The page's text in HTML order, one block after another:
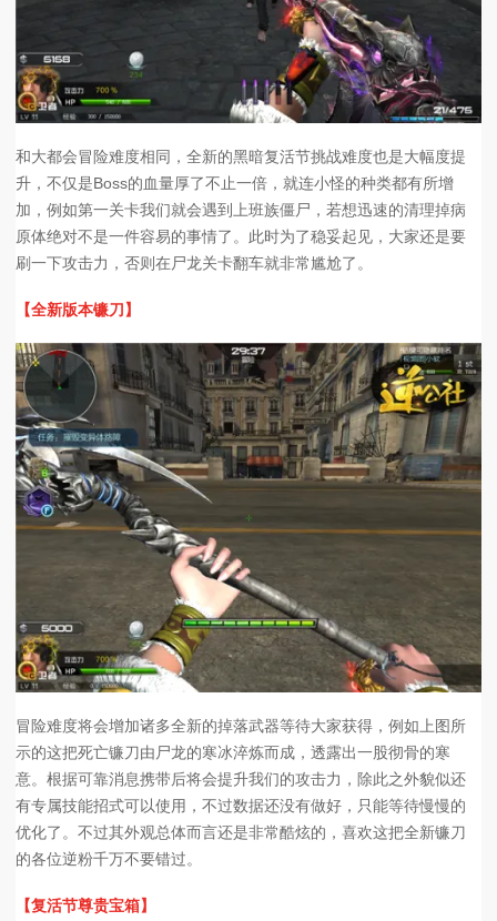
和大都会冒险难度相同，全新的黑暗复活节挑战难度也是大幅度提
升，不仅是Boss的血量厚了不止一倍，就连小怪的种类都有所增
加，例如第一关卡我们就会遇到上班族僵尸，若想迅速的清理掉病
原体绝对不是一件容易的事情了。此时为了稳妥起见，大家还是要
刷一下攻击力，否则在尸龙关卡翻车就非常尴尬了。
【全新版本镰刀】
冒险难度将会增加诸多全新的掉落武器等待大家获得，例如上图所
示的这把死亡镰刀由尸龙的寒冰淬炼而成，透露出一股彻骨的寒
意。根据可靠消息携带后将会提升我们的攻击力，除此之外貌似还
有专属技能招式可以使用，不过数据还没有做好，只能等待慢慢的
优化了。不过其外观总体而言还是非常酷炫的，喜欢这把全新镰刀
的各位逆粉千万不要错过。
【复活节尊贵宝箱】